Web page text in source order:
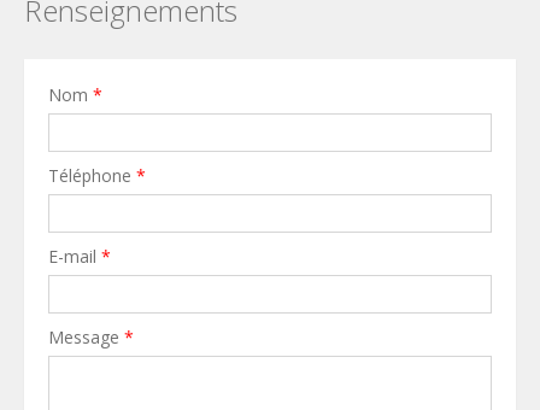
Renseignements
Nom *
Téléphone *
E-mail *
Message *